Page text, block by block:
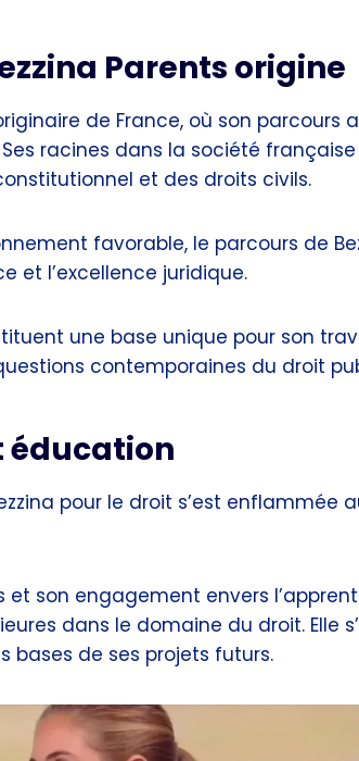
Parents origine
de France, où son parcours
racines dans la société
et des droits civils.
favorable, le parcours de
et l’excellence juridique.
une base unique pour son
contemporaines du droit
éducation
pour le droit s’est enflammée
et son engagement envers
dans le domaine du droit. Elle
bases de ses projets futurs.